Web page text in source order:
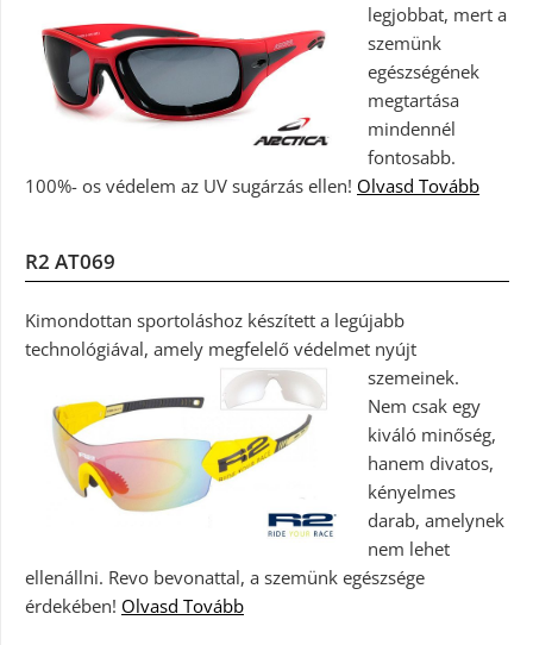
legjobbat, mert a
szemünk
egészségének
megtartása
mindennél
fontosabb.
100%- os védelem az UV sugárzás ellen! Olvasd Tovább
R2 AT069
Kimondottan sportoláshoz készített a legújabb
technológiával, amely megfelelő védelmet nyújt
szemeinek.
Nem csak egy
kiváló minőség,
hanem divatos,
kényelmes
darab, amelynek
nem lehet
ellenállni. Revo bevonattal, a szemünk egészsége
érdekében! Olvasd Tovább